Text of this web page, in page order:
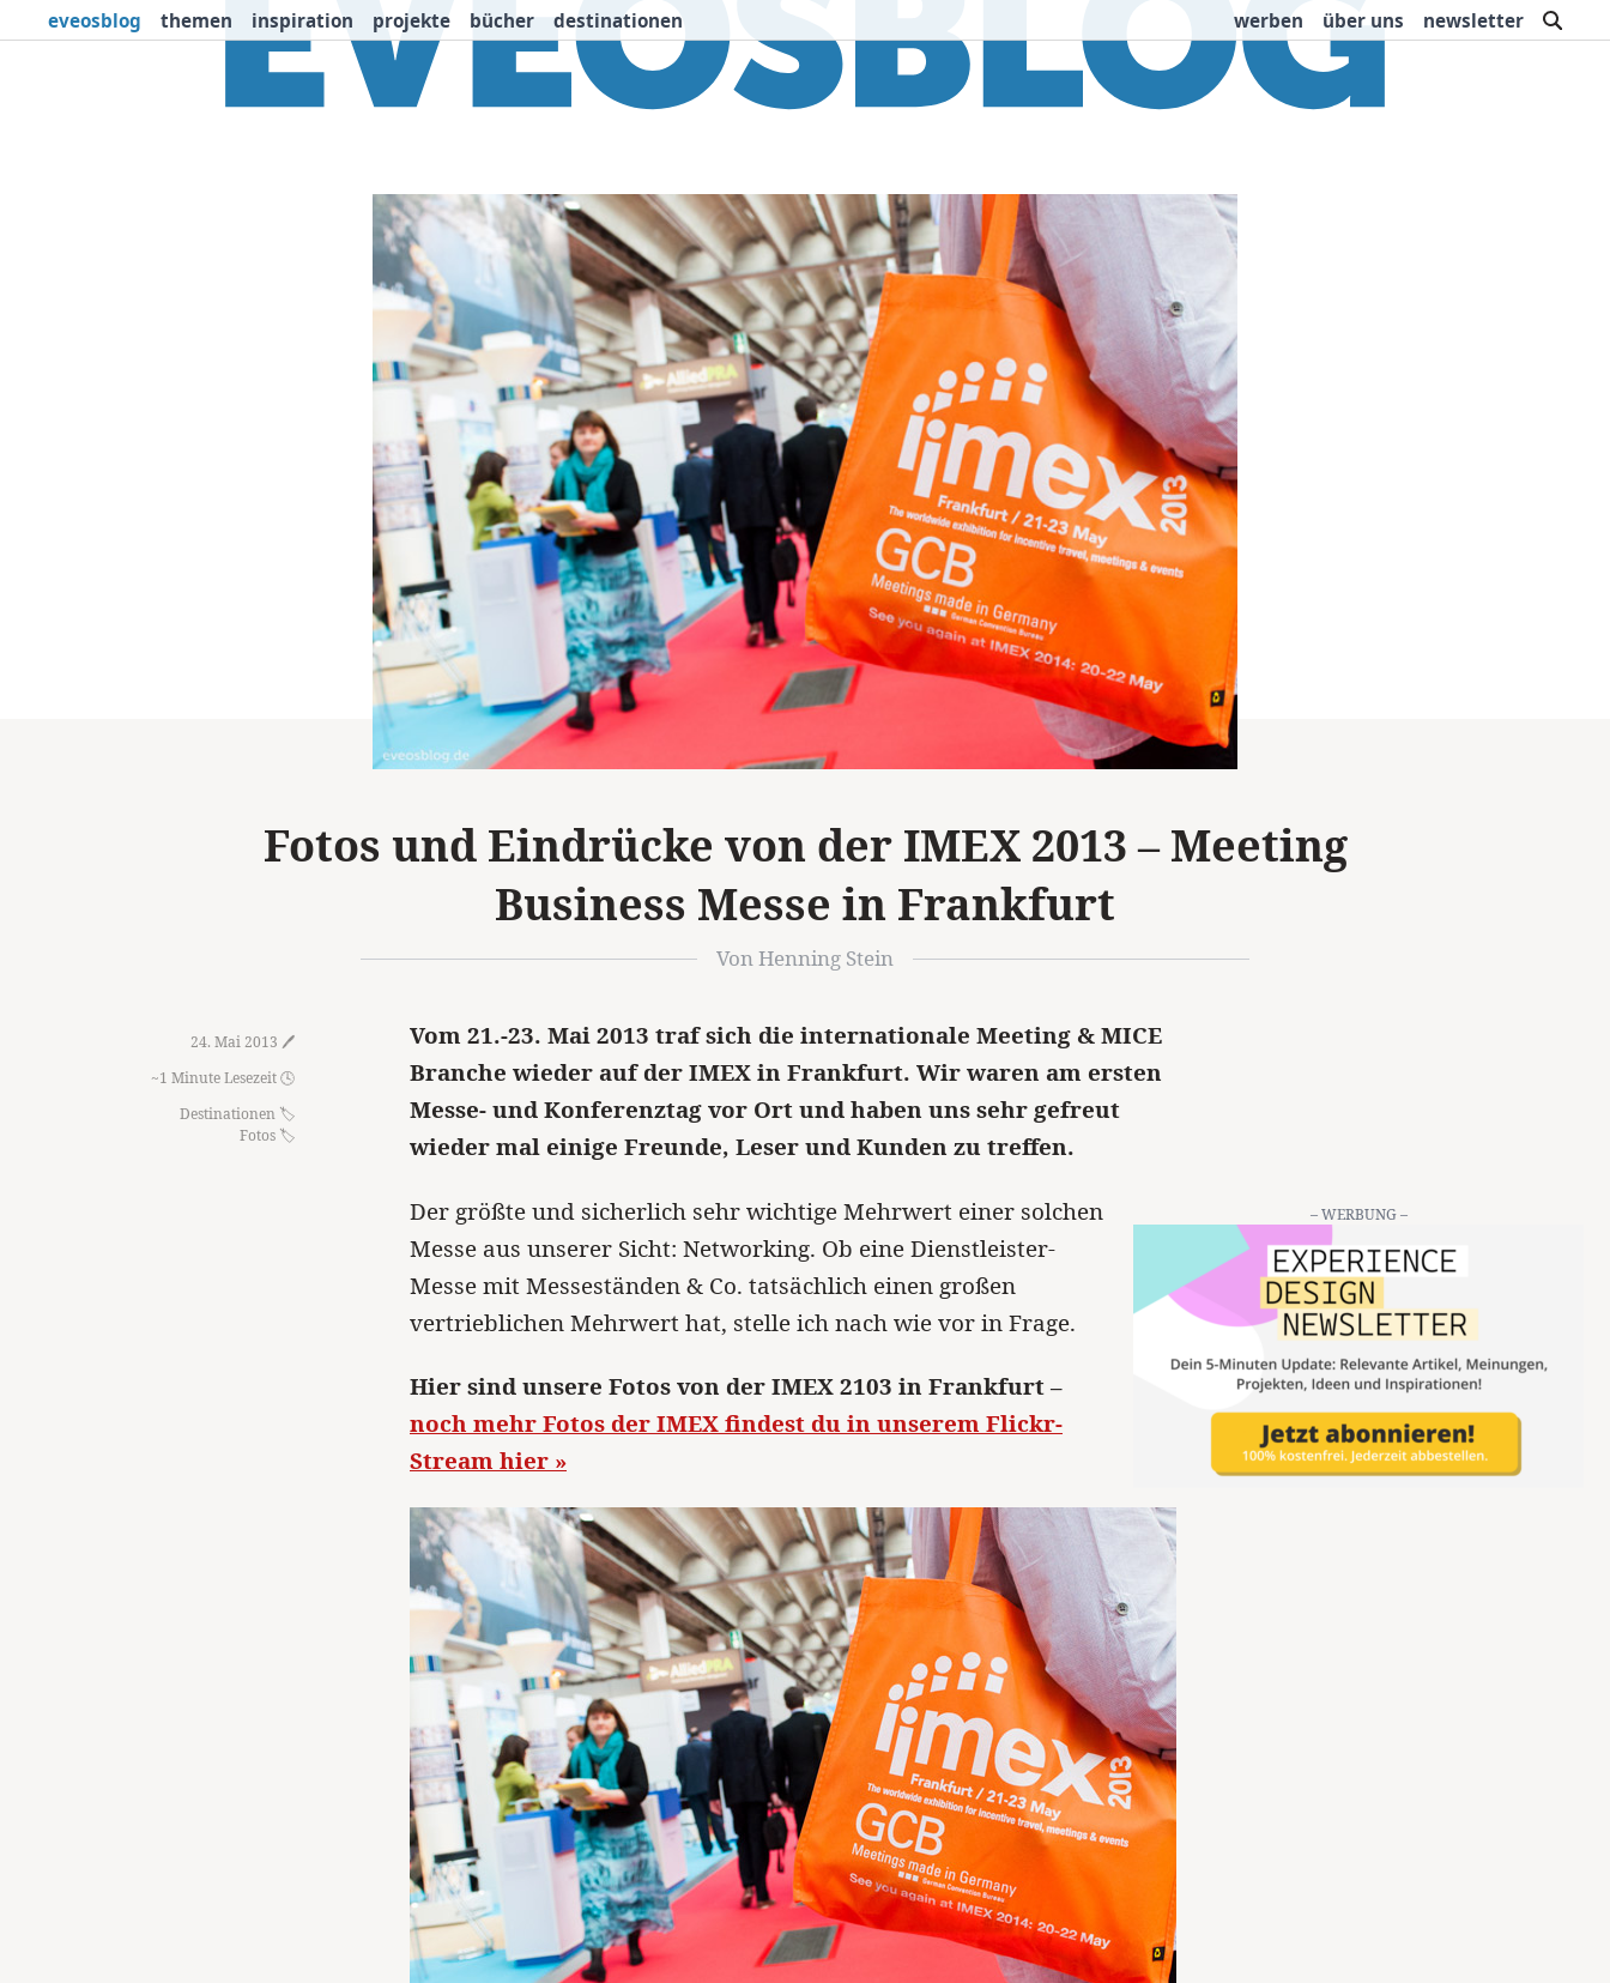
eveosblog themen inspiration projekte bücher destinationen werben über uns newsletter
Projekte Inspiration Destinationen Über uns Werbung
Buchtipps
Fotos und Eindrücke von der IMEX 2013 – Meeting
Business Messe in Frankfurt
Von Henning Stein
24. Mai 2013 🖊️
~1 Minute Lesezeit 🕓
Destinationen
Fotos
Vom 21.-23. Mai 2013 traf sich die internationale Meeting & MICE
Branche wieder auf der IMEX in Frankfurt. Wir waren am ersten
Messe- und Konferenztag vor Ort und haben uns sehr gefreut
wieder mal einige Freunde, Leser und Kunden zu treffen.
– WERBUNG –
Der größte und sicherlich sehr wichtige Mehrwert einer solchen
Messe aus unserer Sicht: Networking. Ob eine Dienstleister-
Messe mit Messeständen & Co. tatsächlich einen großen
vertrieblichen Mehrwert hat, stelle ich nach wie vor in Frage.
Hier sind unsere Fotos von der IMEX 2103 in Frankfurt –
noch mehr Fotos der IMEX findest du in unserem Flickr-
Stream hier »